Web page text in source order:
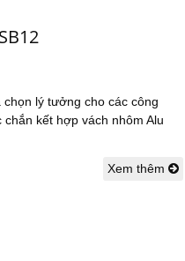
lý tưởng cho các công
kết hợp vách nhôm Alu
Xem thêm